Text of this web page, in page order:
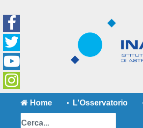
Home L'Osservatorio